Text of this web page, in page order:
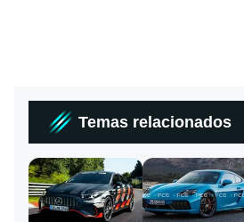
Temas relacionados